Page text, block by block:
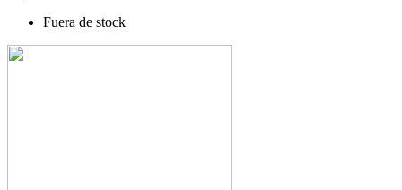
Fuera de stock